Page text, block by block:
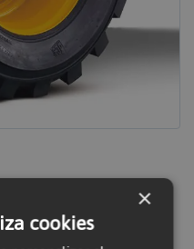
×
cookies